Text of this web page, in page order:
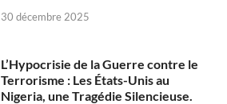
30 décembre 2025
L’Hypocrisie de la Guerre contre le
Terrorisme : Les États-Unis au
Nigeria, une Tragédie Silencieuse.